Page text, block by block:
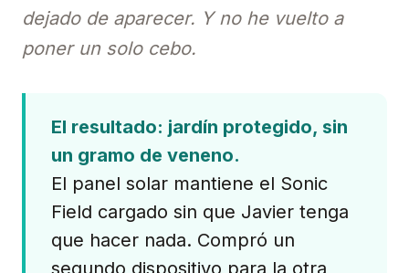
dejado de aparecer. Y no he vuelto a
poner un solo cebo.
El resultado: jardín protegido, sin
un gramo de veneno.
El panel solar mantiene el Sonic
Field cargado sin que Javier tenga
que hacer nada. Compró un
segundo dispositivo para la otra